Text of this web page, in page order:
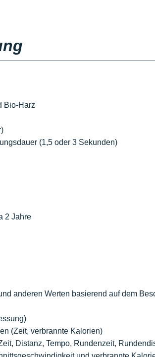
Bio-Harz
(1,5 oder 3 Sekunden)
2 Jahre
anderen Werten basierend auf dem
(Zeit, verbrannte Kalorien)
Distanz, Tempo, Rundenzeit,